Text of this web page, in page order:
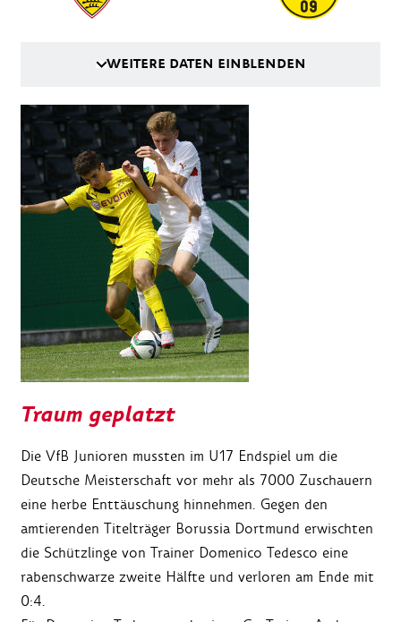
WEITERE DATEN EINBLENDEN
Traum geplatzt
Die VfB Junioren mussten im U17 Endspiel um die
Deutsche Meisterschaft vor mehr als 7000 Zuschauern
eine herbe Enttäuschung hinnehmen. Gegen den
amtierenden Titelträger Borussia Dortmund erwischten
die Schützlinge von Trainer Domenico Tedesco eine
rabenschwarze zweite Hälfte und verloren am Ende mit
0:4.